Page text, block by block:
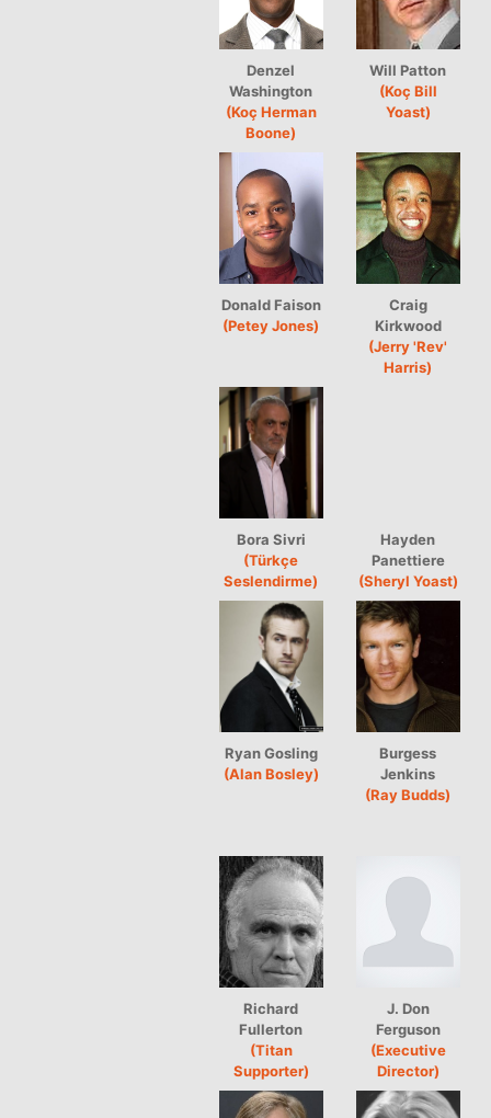
Denzel
Washington
(Koç Herman
Boone)
Will Patton
(Koç Bill
Yoast)
Donald Faison
(Petey Jones)
Craig
Kirkwood
(Jerry 'Rev'
Harris)
Bora Sivri
(Türkçe
Seslendirme)
Hayden
Panettiere
(Sheryl Yoast)
Ryan Gosling
(Alan Bosley)
Burgess
Jenkins
(Ray Budds)
Richard
Fullerton
(Titan
Supporter)
J. Don
Ferguson
(Executive
Director)